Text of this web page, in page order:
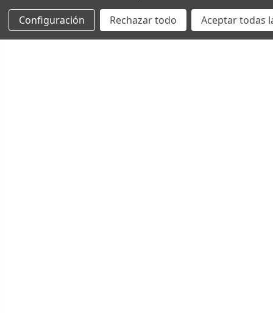
Configuración Rechazar todo Aceptar todas